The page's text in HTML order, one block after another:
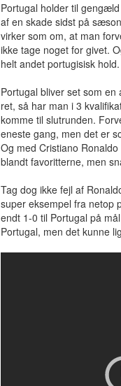
Portugal holder til
af en skade sidst på
virker som om, at man
ikke tage noget for givet.
helt andet portugisisk hold.
Portugal bliver set som
ret, så har man i 3
komme til slutrunden.
eneste gang, men det er
Og med Cristiano
blandt favoritterne, men
Tag dog ikke fejl af
super eksempel fra netop
endt 1-0 til Portugal på
Portugal, men det kunne